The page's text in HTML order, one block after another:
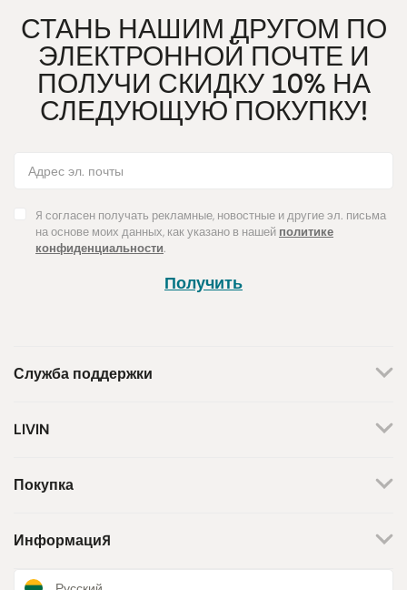
СТАНЬ НАШИМ ДРУГОМ ПО
ЭЛЕКТРОННОЙ ПОЧТЕ И
ПОЛУЧИ СКИДКУ 10% НА
СЛЕДУЮЩУЮ ПОКУПКУ!
Я согласен получать рекламные, новостные и другие эл. письма
на основе моих данных, как указано в нашей политике
конфиденциальности.
Получить
Служба поддержки
Мы работаем по будням.
LIVIN
Контакты
Бренды
Покупка
Доставка
Информация